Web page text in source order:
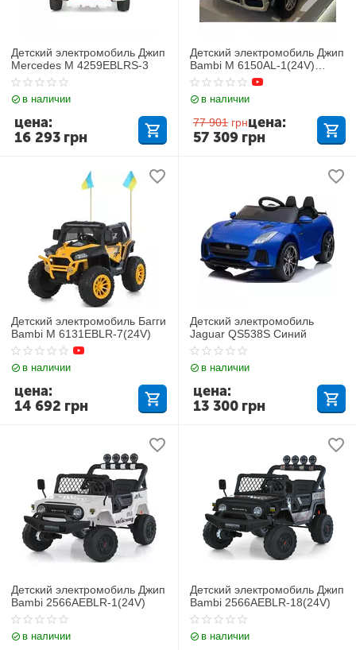
Детский электромобиль Джип
Mercedes M 4259EBLRS-3
в наличии
16 293 грн
цена:
Детский электромобиль Джип
Bambi M 6150AL-1(24V)
Mercedes-Maybach G650
в наличии
77 901 грн
57 309 грн
цена:
Детский электромобиль Багги
Bambi M 6131EBLR-7(24V)
в наличии
14 692 грн
цена:
Детский электромобиль
Jaguar QS538S Синий
в наличии
13 300 грн
цена:
Детский электромобиль Джип
Bambi 2566AEBLR-1(24V)
в наличии
Детский электромобиль Джип
Bambi 2566AEBLR-18(24V)
в наличии